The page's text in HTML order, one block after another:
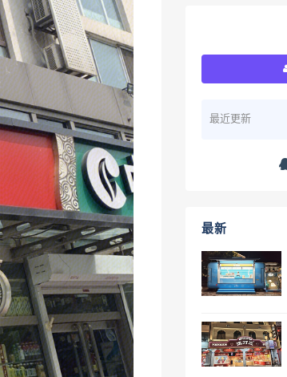
最近更新
最新